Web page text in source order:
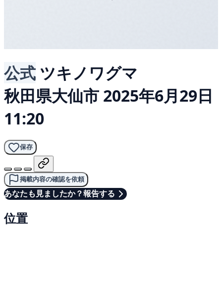
公式 ツキノワグマ
秋田県大仙市 2025年6月29日
11:20
保存
掲載内容の確認を依頼
あなたも見ましたか？報告する
位置